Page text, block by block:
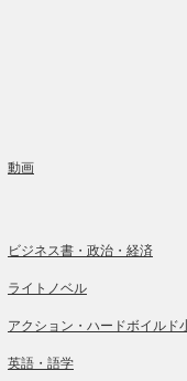
動画
ビジネス書・政治・経済
ライトノベル
アクション・ハードボイルド
英語・語学